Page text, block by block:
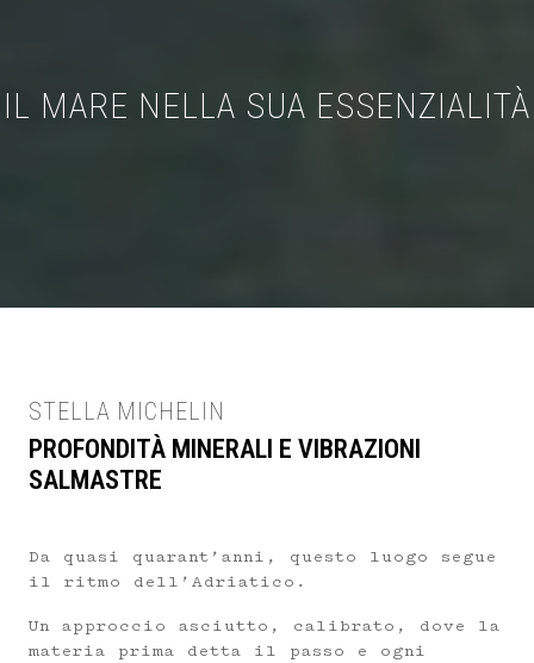
IL MARE NELLA SUA ESSENZIALITÀ
STELLA MICHELIN
PROFONDITÀ MINERALI E VIBRAZIONI
SALMASTRE
Da quasi quarant’anni, questo luogo segue
il ritmo dell’Adriatico.
Un approccio asciutto, calibrato, dove la
materia prima detta il passo e ogni